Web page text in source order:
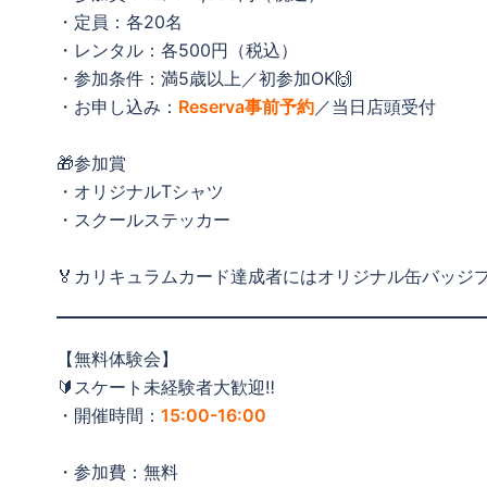
・定員：各20名
・レンタル：各500円（税込）
・参加条件：満5歳以上／初参加OK🙌
・お申し込み： Reserva事前予約 ／当日店頭受付
🎁参加賞
・オリジナルTシャツ
・スクールステッカー
🏅カリキュラムカード達成者にはオリジナル缶バッジ
【無料体験会】
🔰スケート未経験者大歓迎‼️
・開催時間： 15:00-16:00
・参加費：無料